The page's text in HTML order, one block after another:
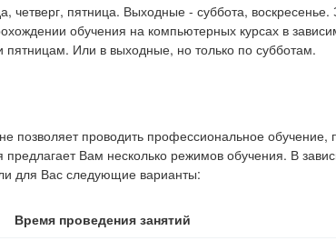
четверг, пятница. Выходные - суббота,
обучения на компьютерных курсах в
Или в выходные, но только по субботам.
позволяет проводить профессиональное обучение,
Вам несколько режимов обучения. В
для Вас следующие варианты:
Время проведения занятий